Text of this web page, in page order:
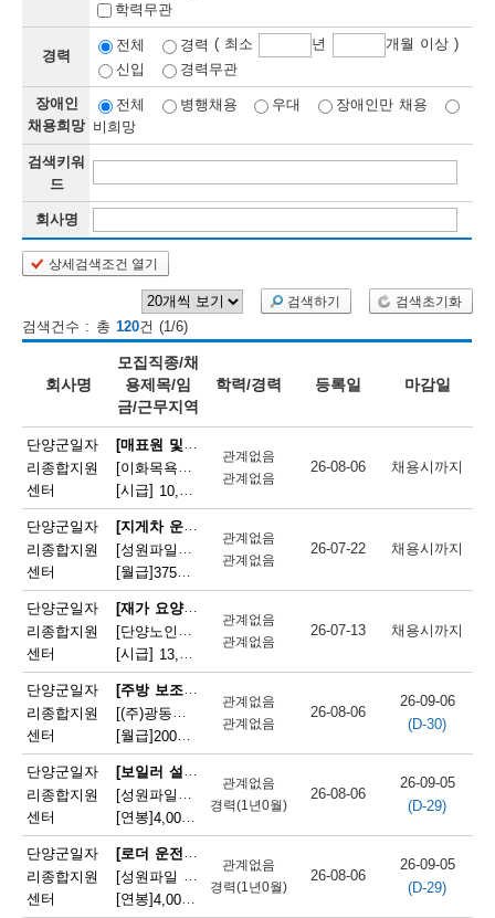
정
미
학력무관
경력
전체 경력 ( 최소 년
개월 이상 )
신입
경력무관
장애인
채용희망
전체 병행채용 우대
장애인만 채용
비희망
검색키워
드
회사명
상세검색조건 열기
검색하기 검색초기화
검색건수 : 총 120건 (1/6)
회사명
모집직종/채
용제목/임
금/근무지역
학력/경력 등록일 마감일
단양군일자
리종합지원
센터
[매표원 및 복권 판매원]
[이화목욕탕찜질방] 이화파크텔 카운터 직원 모집
[시급] 10,320원 |
관계없음
관계없음
26-08-06 채용시까지
단양군일자
리종합지원
센터
[지게차 운전원]
[성원파일주식회사] 지게차 운전원 채용(16톤 운전 가능자 / 정규직)
[월급]375만원
관계없음
관계없음
26-07-22 채용시까지
단양군일자
리종합지원
센터
[재가 요양보호사]
[단양노인재가복지센터] 단양노인재가복지센터 방문요양보호사 모집
[시급] 13,100원 |
관계없음
관계없음
26-07-13 채용시까지
단양군일자
리종합지원
센터
[주방 보조원]
[(주)광동유통] 세척(설거지) 직원 모집(고속도로휴게소)
[월급] 200만원
관계없음
관계없음
26-08-06
26-09-06
(D-30)
단양군일자
리종합지원
센터
[보일러 설치 및 정비원]
[성원파일주식회사]공장 보일러기사 채용 (에너지자격 우대 / 정규직)
[연봉]4,000만원 충청북도 단양군 매포읍 단양산업단지2로 47
관계없음
경력(1년0월)
26-08-06
26-09-05
(D-29)
단양군일자
리종합지원
센터
[로더 운전원(페이로더 운전원)]
[성원파일 주식회사] 로더기사 운전원 채용(자격증소지자/ 정규직)
[연봉]4,000만원 충청북도 단양군 매포읍 단양산업단지2로 47
관계없음
경력(1년0월)
26-08-06
26-09-05
(D-29)
보
오
등
채
용
정
보
오
늘
마
감
되
는
채
용
정
보